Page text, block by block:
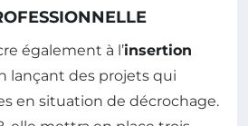
également à l’insertion
lançant des projets qui
en situation de décrochage.